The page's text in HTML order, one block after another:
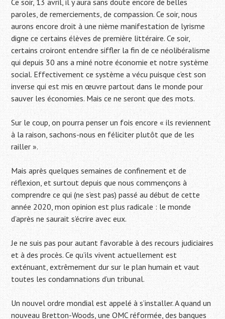
Ce soir, 13 avril, il y aura sans doute encore de belles
paroles, de remerciements, de compassion. Ce soir, nous
aurons encore droit à une nième manifestation de lyrisme
digne ce certains élèves de première littéraire. Ce soir,
certains croiront entendre siffler la fin de ce néolibéralisme
qui depuis 30 ans a miné notre économie et notre système
social. Effectivement ce système a vécu puisque c’est son
inverse qui est mis en œuvre partout dans le monde pour
sauver les économies. Mais ce ne seront que des mots.
Sur le coup, on pourra penser un fois encore « ils reviennent
à la raison, sachons-nous en féliciter plutôt que de les
railler ».
Mais après quelques semaines de confinement et de
réflexion, et surtout depuis que nous commençons à
comprendre ce qui (ne s’est pas) passé au début de cette
année 2020, mon opinion est plus radicale : le monde
d’après ne saurait s’écrire avec eux.
Je ne suis pas pour autant favorable à des recours judiciaires
et à des procès. Ce qu’ils vivent actuellement est
exténuant, extrêmement dur sur le plan humain et vaut
toutes les condamnations d’un tribunal.
Un nouvel ordre mondial est appelé à s’installer. A quand un
nouveau Bretton-Woods, une OMC réformée, des banques